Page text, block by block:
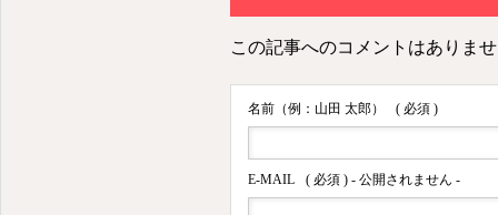
この記事へのコメントはありませ
名前（例：山田 太郎） ( 必須 )
E-MAIL ( 必須 ) - 公開されません -